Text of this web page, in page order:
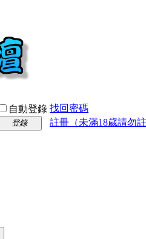
自動登錄 找回密碼
登錄
註冊（未滿18歲請勿註